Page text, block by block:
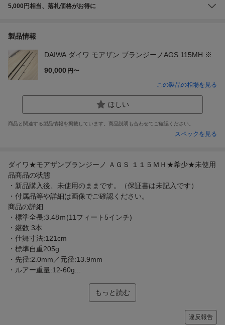
5,000円相当、落札価格がお得に
製品情報
DAIWA ダイワ モアザン ブランジーノAGS 115MH ※
90,000 円〜
この製品の相場を見る
ほしい
商品と関連する製品情報を掲載しています。商品説明も合わせてご確認ください。
スペックを見る
ダイワ★モアザンブランジーノ ＡＧＳ １１５ＭＨ★希少★未使用
品商品の状態
・新品購入後、未使用のままです。（保証書は未記入です）
・付属品等や詳細は画像でご確認ください。
商品の詳細
・標準全長:3.48ｍ(11フィート5インチ)
・継数:3本
・仕舞寸法:121cm
・標準自重205g
・先径:2.0mm／元径:13.9mm
・ルアー重量:12-60g...
もっと読む
違反報告